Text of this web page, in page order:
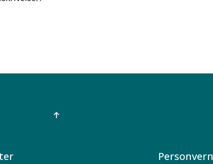
Personvern